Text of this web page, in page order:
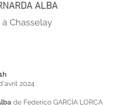
ALBA
Chasselay
2024
de Federico GARCÍA LORCA